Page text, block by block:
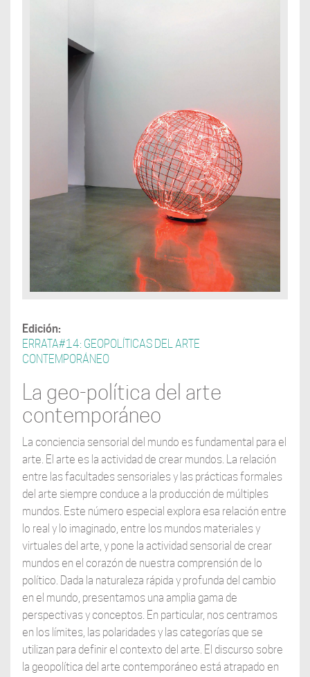
Edición:
ERRATA#14: GEOPOLÍTICAS DEL ARTE
CONTEMPORÁNEO
La geo-política del arte
contemporáneo
La conciencia sensorial del mundo es fundamental para el
arte. El arte es la actividad de crear mundos. La relación
entre las facultades sensoriales y las prácticas formales
del arte siempre conduce a la producción de múltiples
mundos. Este número especial explora esa relación entre
lo real y lo imaginado, entre los mundos materiales y
virtuales del arte, y pone la actividad sensorial de crear
mundos en el corazón de nuestra comprensión de lo
político. Dada la naturaleza rápida y profunda del cambio
en el mundo, presentamos una amplia gama de
perspectivas y conceptos. En particular, nos centramos
en los límites, las polaridades y las categorías que se
utilizan para definir el contexto del arte. El discurso sobre
la geopolítica del arte contemporáneo está atrapado en